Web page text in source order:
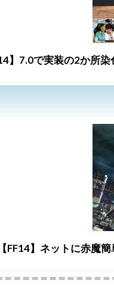
】7.0で実装の2か所
【FF14】ネットに赤魔